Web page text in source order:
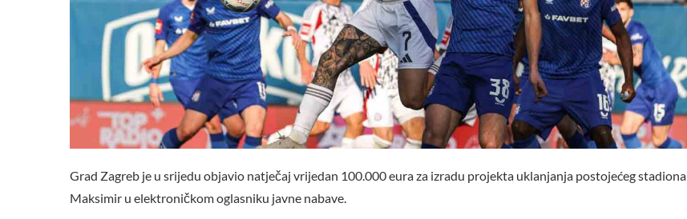
Grad Zagreb je u srijedu objavio natječaj vrijedan 100.000 eura za izradu projekta uklanjanja postojećeg stadiona
Maksimir u elektroničkom oglasniku javne nabave.